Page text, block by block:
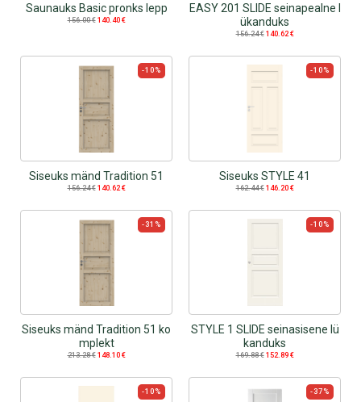
Saunauks Basic pronks lepp
156.00€ 140.40 €
EASY 201 SLIDE seinapealne l
ükanduks
156.24€ 140.62€
-10%
Siseuks mänd Tradition 51
156.24€ 140.62 €
-10%
Siseuks STYLE 41
162.44€ 146.20 €
-31%
Siseuks mänd Tradition 51 ko
mplekt
213.28€ 148.10 €
-10%
STYLE 1 SLIDE seinasisene lü
kanduks
169.88€ 152.89 €
-10% -37%